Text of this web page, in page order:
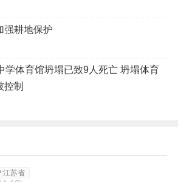
强耕地保护
学体育馆坍塌已致9人死亡 坍塌体育
控制
江苏省